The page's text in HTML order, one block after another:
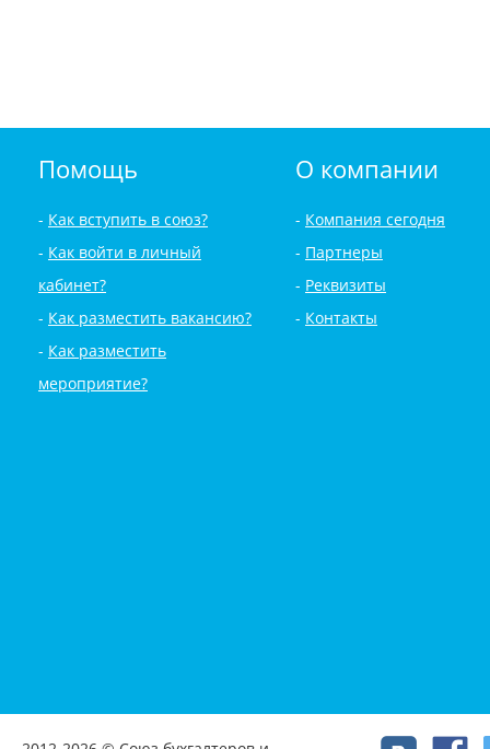
Помощь
Как вступить в союз?
Как войти в личный
кабинет?
Как разместить вакансию?
Как разместить
мероприятие?
О компании
Компания сегодня
Партнеры
Реквизиты
Контакты